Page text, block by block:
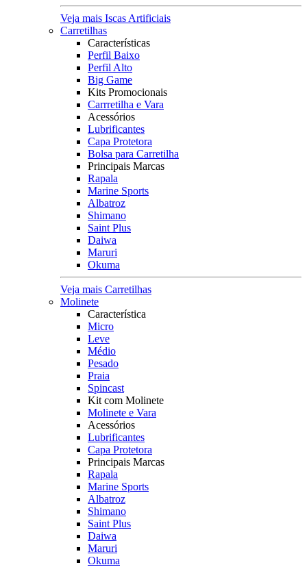
Veja mais Iscas Artificiais
Carretilhas
Características
Perfil Baixo
Perfil Alto
Big Game
Kits Promocionais
Carrretilha e Vara
Acessórios
Lubrificantes
Capa Protetora
Bolsa para Carretilha
Principais Marcas
Rapala
Marine Sports
Albatroz
Shimano
Saint Plus
Daiwa
Maruri
Okuma
Veja mais Carretilhas
Molinete
Característica
Micro
Leve
Médio
Pesado
Praia
Spincast
Kit com Molinete
Molinete e Vara
Acessórios
Lubrificantes
Capa Protetora
Principais Marcas
Rapala
Marine Sports
Albatroz
Shimano
Saint Plus
Daiwa
Maruri
Okuma